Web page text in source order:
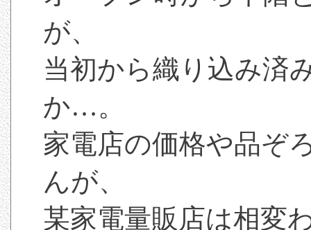
が、
当初から織り込み済
か…。
家電店の価格や品ぞ
んが、
某家電量販店は相変